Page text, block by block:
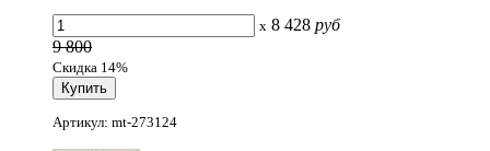
x 8 428 руб
9 800
Скидка 14%
Артикул: mt-273124